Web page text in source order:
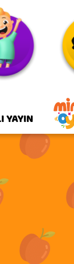
YAYIN
Ağustos